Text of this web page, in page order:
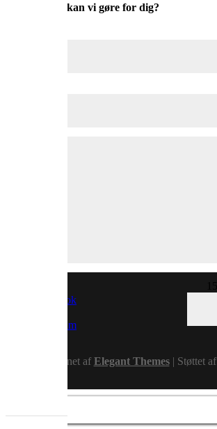
Hvad kan vi gøre for dig?
Facebook
Instagram
Designet af Elegant Themes| Støttet af